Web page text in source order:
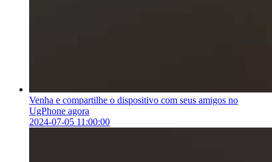
Venha e compartilhe o dispositivo com seus amigos no
UgPhone agora
2024-07-05 11:00:00